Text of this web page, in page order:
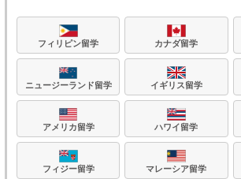
フィリピン留学 カナダ留学
ニュージーランド留学 イギリス留学
アメリカ留学 ハワイ留学
フィジー留学 マレーシア留学